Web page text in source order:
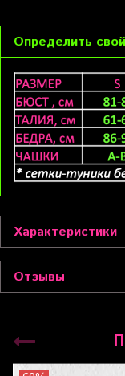
Определить
Характеристики
Отзывы